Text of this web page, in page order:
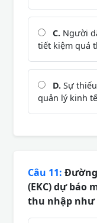
C. Người
tiết kiệm quá
D. Sự
quản lý kinh
Câu 11:
(EKC) dự báo
thu nhập như